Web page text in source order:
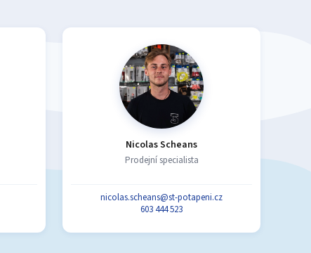
Nicolas Scheans
Prodejní specialista
nicolas.scheans@st-potapeni.cz
603 444 523